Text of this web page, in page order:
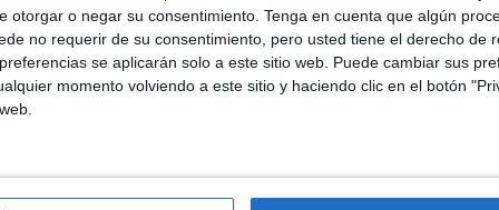
otorgar o negar su consentimiento. Tenga en cuenta que algún
no requerir de su consentimiento, pero usted tiene el derecho de
se aplicarán solo a este sitio web. Puede cambiar sus
momento volviendo a este sitio y haciendo clic en el botón
encuentra ubicado en laSanta Iglesia Catedral,
Sin embargo,debido a las obras que se están
imagen se encuentra en la Iglesia de Nuestra Señora
Resucitado se llevará a cabo desde este